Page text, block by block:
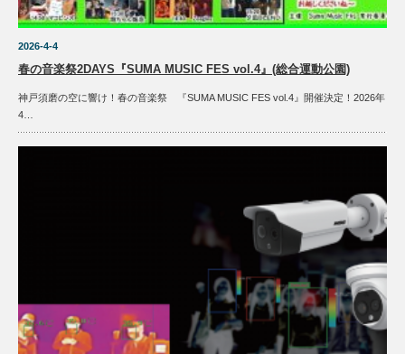
2026-4-4
春の音楽祭2DAYS『SUMA MUSIC FES vol.4』(総合運動公園)
神戸須磨の空に響け！春の音楽祭 『SUMA MUSIC FES vol.4』開催決定！2026年
4…